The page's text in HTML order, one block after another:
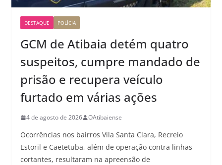
DESTAQUE POLÍCIA
GCM de Atibaia detém quatro
suspeitos, cumpre mandado de
prisão e recupera veículo
furtado em várias ações
4 de agosto de 2026 OAtibaiense
Ocorrências nos bairros Vila Santa Clara, Recreio
Estoril e Caetetuba, além de operação contra linhas
cortantes, resultaram na apreensão de